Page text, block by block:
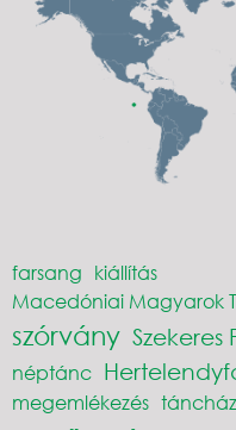
farsang kiállítás
Macedóniai Magyarok
szórvány Szekeres
néptánc
megemlékezés táncház